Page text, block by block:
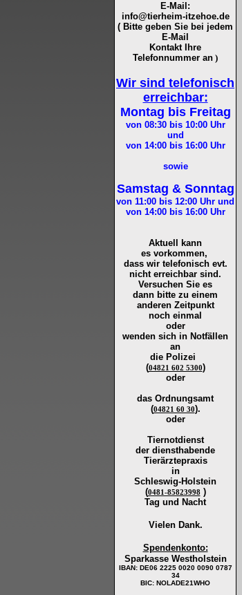
E-Mail:
info@tierheim-itzehoe.de
( Bitte geben Sie bei jedem
E-Mail
Kontakt Ihre
Telefonnummer an )
Wir sind telefonisch
erreichbar:
Montag bis Freitag
von 08:30 bis 10:00Uhr
und
von 14:00 bis 16:00Uhr
sowie
Samstag & Sonntag
von 11:00 bis 12:00 Uhr und
von 14:00 bis 16:00Uhr
Aktuell kann
es vorkommen,
dass wir telefonisch evt.
nicht erreichbar sind.
Versuchen Sie es
dann bitte zu einem
anderen Zeitpunkt
noch einmal
oder
wenden sich in Notfällen
an
die Polizei
(04821 602 5300)
oder
das Ordnungsamt
(04821 60 30).
oder
Tiernotdienst
der diensthabende
Tierärztepraxis
in
Schleswig-Holstein
(0481-85823998 )
Tag und Nacht
Vielen Dank.
Spendenkonto:
Sparkasse Westholstein
IBAN: DE06 2225 0020 0090 0787
34
BIC: NOLADE21WHO